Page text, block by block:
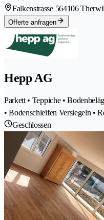
Falkenstrasse 564106 Therwil
Offerte anfragen
Hepp AG
Parkett • Teppiche •
• Bodenschleifen Versiegeln •
Geschlossen